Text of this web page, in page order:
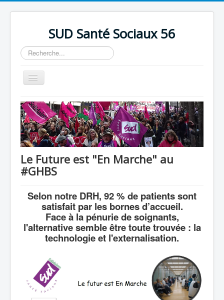
SUD Santé Sociaux 56
Rechercher
Basculer
la
Accueil
Présentation
Nos bureaux
Nos Luttes
Adhésion
Le Future est "En Marche" au
#GHBS
Selon notre DRH, 92 % de patients sont
satisfait par les bornes d’accueil.
Face à la pénurie de soignants,
l'alternative semble être toute trouvée : la
technologie et l'externalisation.